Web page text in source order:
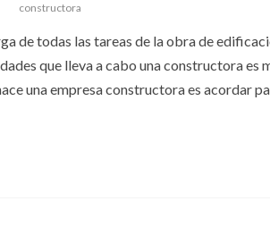
constructora
de todas las tareas de la obra de
que lleva a cabo una constructora es
una empresa constructora es acordar